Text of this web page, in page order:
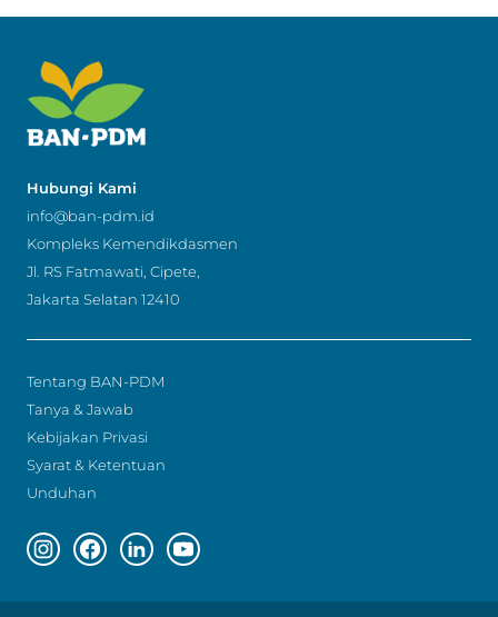
Hubungi Kami
info@ban-pdm.id
Kompleks Kemendikdasmen
Jl. RS Fatmawati, Cipete,
Jakarta Selatan 12410
Tentang BAN-PDM
Tanya & Jawab
Kebijakan Privasi
Syarat & Ketentuan
Unduhan